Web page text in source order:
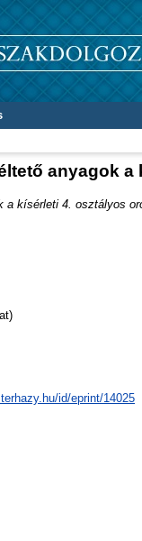
anyagok
a kísérleti 4. osztályos
id/eprint/14025